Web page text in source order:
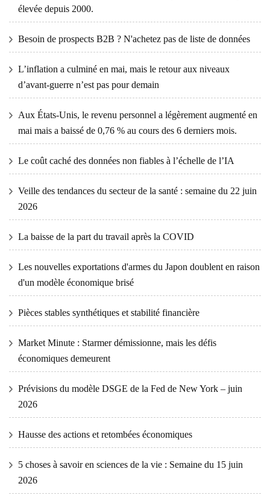
élevée depuis 2000.
Besoin de prospects B2B ? N'achetez pas de liste de données
L’inflation a culminé en mai, mais le retour aux niveaux
d’avant-guerre n’est pas pour demain
Aux États-Unis, le revenu personnel a légèrement augmenté en
mai mais a baissé de 0,76 % au cours des 6 derniers mois.
Le coût caché des données non fiables à l’échelle de l’IA
Veille des tendances du secteur de la santé : semaine du 22 juin
2026
La baisse de la part du travail après la COVID
Les nouvelles exportations d'armes du Japon doublent en raison
d'un modèle économique brisé
Pièces stables synthétiques et stabilité financière
Market Minute : Starmer démissionne, mais les défis
économiques demeurent
Prévisions du modèle DSGE de la Fed de New York – juin
2026
Hausse des actions et retombées économiques
5 choses à savoir en sciences de la vie : Semaine du 15 juin
2026